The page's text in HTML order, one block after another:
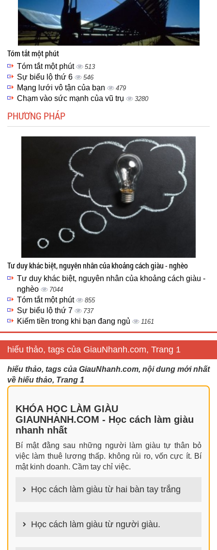
Tóm tắt một phút
Tóm tắt một phút 513
Sự biểu lộ thứ 6 546
Mạng lưới vô tận của bạn 479
Chạm vào sức mạnh của vũ trụ 3280
PHƯƠNG PHÁP
Tư duy khác biệt, nguyên nhân của khoảng cách giàu - nghèo
Tư duy khác biệt, nguyên nhân của khoảng cách giàu -
nghèo
7044
Tóm tắt một phút 855
Sự biểu lộ thứ 7 737
Kiếm tiền trong khi bạn đang ngủ 1161
hiếu thảo, tags của GiauNhanh.com, Trang 1
hiếu thảo, tags của GiauNhanh.com, nội dung mới nhất
về hiếu thảo, Trang 1
KHÓA HỌC LÀM GIÀU
GIAUNHANH.COM - Học cách làm giàu
nhanh nhất
Bí mật đằng sau những người làm giàu tự thân bỏ
việc làm thuê lương thấp. không rủi ro, vốn cực ít. Bí
mật kinh doanh. Cầm tay chỉ việc.
Học cách làm giàu từ hai bàn tay trắng
nhưng hiệu quả bất ngờ. Bạn có thể thành công ngay
cả khi không có gì trong tay.
Học cách làm giàu từ người giàu.